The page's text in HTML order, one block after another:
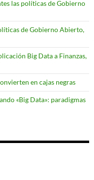
las políticas de Gobierno
de Gobierno Abierto,
Big Data a Finanzas,
en cajas negras
«Big Data»: paradigmas